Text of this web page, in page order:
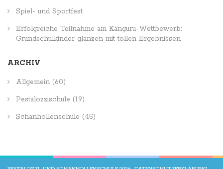
Spiel- und Sportfest
Erfolgreiche Teilnahme am Känguru-Wettbewerb:
Grundschulkinder glänzen mit tollen Ergebnissen
ARCHIV
Allgemein (60)
Pestalozzischule (19)
Schanhollenschule (45)